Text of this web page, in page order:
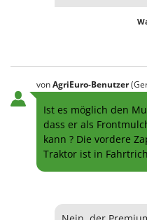
vonAgriEuro-Benutzer
Ist es möglich den
dass er als
kann ? Die vordere
Traktor ist in